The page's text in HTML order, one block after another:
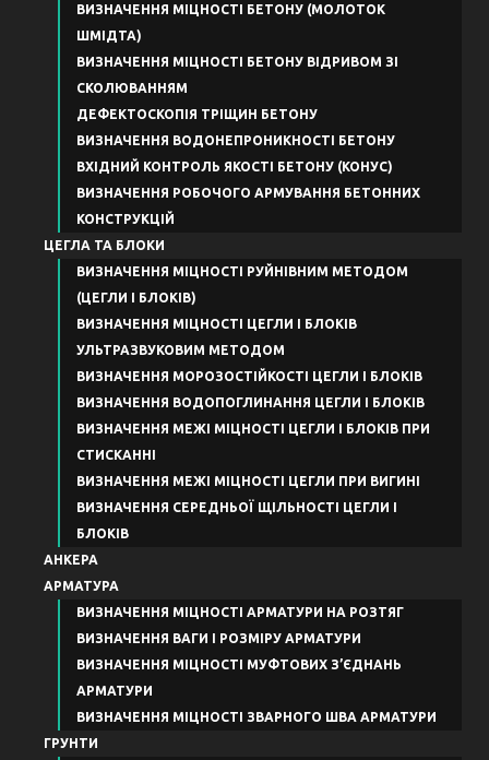
ВИЗНАЧЕННЯ МІЦНОСТІ БЕТОНУ (МОЛОТОК
ШМІДТА)
ВИЗНАЧЕННЯ МІЦНОСТІ БЕТОНУ ВІДРИВОМ ЗІ
СКОЛЮВАННЯМ
ДЕФЕКТОСКОПІЯ ТРІЩИН БЕТОНУ
ВИЗНАЧЕННЯ ВОДОНЕПРОНИКНОСТІ БЕТОНУ
ВХІДНИЙ КОНТРОЛЬ ЯКОСТІ БЕТОНУ (КОНУС)
ВИЗНАЧЕННЯ РОБОЧОГО АРМУВАННЯ БЕТОННИХ
КОНСТРУКЦІЙ
ЦЕГЛА ТА БЛОКИ
ВИЗНАЧЕННЯ МІЦНОСТІ РУЙНІВНИМ МЕТОДОМ
(ЦЕГЛИ І БЛОКІВ)
ВИЗНАЧЕННЯ МІЦНОСТІ ЦЕГЛИ І БЛОКІВ
УЛЬТРАЗВУКОВИМ МЕТОДОМ
ВИЗНАЧЕННЯ МОРОЗОСТІЙКОСТІ ЦЕГЛИ І БЛОКІВ
ВИЗНАЧЕННЯ ВОДОПОГЛИНАННЯ ЦЕГЛИ І БЛОКІВ
ВИЗНАЧЕННЯ МЕЖІ МІЦНОСТІ ЦЕГЛИ І БЛОКІВ ПРИ
СТИСКАННІ
ВИЗНАЧЕННЯ МЕЖІ МІЦНОСТІ ЦЕГЛИ ПРИ ВИГИНІ
ВИЗНАЧЕННЯ СЕРЕДНЬОЇ ЩІЛЬНОСТІ ЦЕГЛИ І
БЛОКІВ
АНКЕРА
АРМАТУРА
ВИЗНАЧЕННЯ МІЦНОСТІ АРМАТУРИ НА РОЗТЯГ
ВИЗНАЧЕННЯ ВАГИ І РОЗМІРУ АРМАТУРИ
ВИЗНАЧЕННЯ МІЦНОСТІ МУФТОВИХ З’ЄДНАНЬ
АРМАТУРИ
ВИЗНАЧЕННЯ МІЦНОСТІ ЗВАРНОГО ШВА АРМАТУРИ
ГРУНТИ